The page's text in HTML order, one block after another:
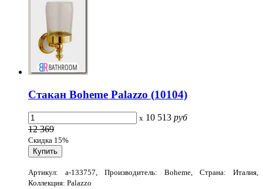
Стакан Boheme Palazzo (10104)
x 10 513 руб
12 369
Скидка 15%
Артикул: a-133757, Производитель: Boheme, Страна: Италия,
Коллекция: Palazzo